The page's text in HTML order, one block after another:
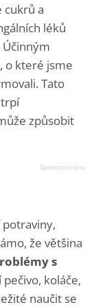
cukrů a
léků
, o které jsme
Tato
způsobit
že většina
s
koláče,
naučit se